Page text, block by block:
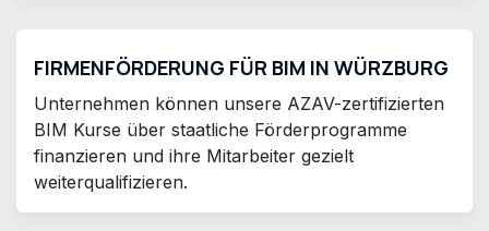
FIRMENFÖRDERUNG FÜR BIM IN WÜRZBURG
Unternehmen können unsere AZAV-zertifizierten
BIM Kurse über staatliche Förderprogramme
finanzieren und ihre Mitarbeiter gezielt
weiterqualifizieren.